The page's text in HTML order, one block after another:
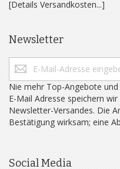
[Details Versandkosten...]
Newsletter
Nie mehr Top-Angebote
E-Mail Adresse speichern
Newsletter-Versandes. Die
Bestätigung wirksam; eine
Social Media